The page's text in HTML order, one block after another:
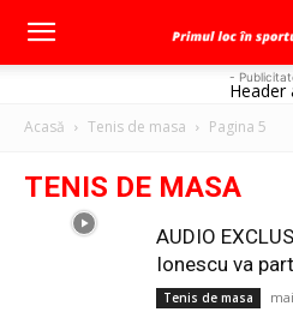
-
Header
Acasă Tenis de masa Pagina 5
TENIS DE MASA
AUDIO
Ionescu va
Tenis de masa